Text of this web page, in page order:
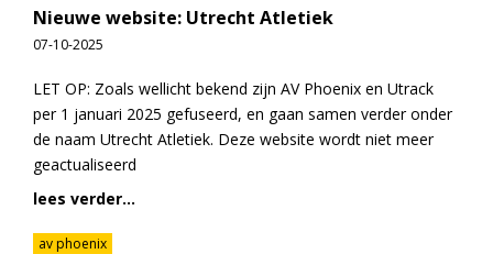
Nieuwe website: Utrecht Atletiek
07-10-2025
LET OP: Zoals wellicht bekend zijn AV Phoenix en Utrack
per 1 januari 2025 gefuseerd, en gaan samen verder onder
de naam Utrecht Atletiek. Deze website wordt niet meer
geactualiseerd
lees verder...
av phoenix